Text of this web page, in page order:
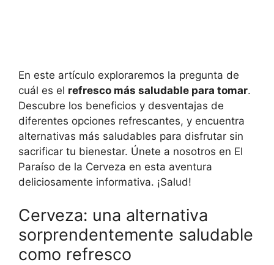
En este artículo exploraremos la pregunta de
cuál es el refresco más saludable para tomar.
Descubre los beneficios y desventajas de
diferentes opciones refrescantes, y encuentra
alternativas más saludables para disfrutar sin
sacrificar tu bienestar. Únete a nosotros en El
Paraíso de la Cerveza en esta aventura
deliciosamente informativa. ¡Salud!
Cerveza: una alternativa
sorprendentemente saludable
como refresco